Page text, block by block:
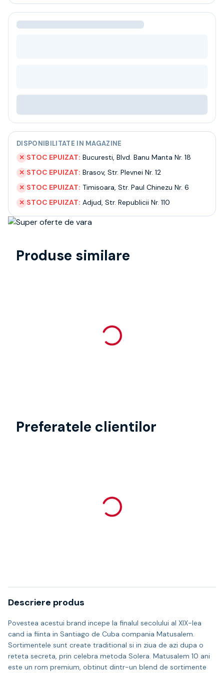
Ceai
Bacanie
Despre noi
Livrare
Termeni si conditii
Politica de confidentialitate
Intrebari frecvente
DISPONIBILITATE IN MAGAZINE
✕ STOC EPUIZAT: Bucuresti, Blvd. Banu Manta Nr. 18
✕ STOC EPUIZAT: Brasov, Str. Plevnei Nr. 12
✕ STOC EPUIZAT: Timisoara, Str. Paul Chinezu Nr. 6
✕ STOC EPUIZAT: Adjud, Str. Republicii Nr. 110
Produse similare
Preferatele clientilor
Descriere produs
Povestea acestui brand incepe la finalul secolului al XIX-lea
cand ia fiinta in Santiago de Cuba compania Matusalem.
Sortimentele sunt create traditional si in ziua de azi dupa o
reteta secreta, prin celebra metoda Solera. Matusalem 10 ani
este un rom premium, obtinut dintr-un blend de sortimente